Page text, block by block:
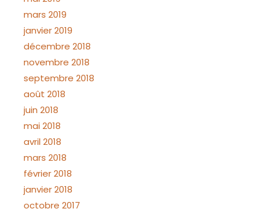
mars 2019
janvier 2019
décembre 2018
novembre 2018
septembre 2018
août 2018
juin 2018
mai 2018
avril 2018
mars 2018
février 2018
janvier 2018
octobre 2017